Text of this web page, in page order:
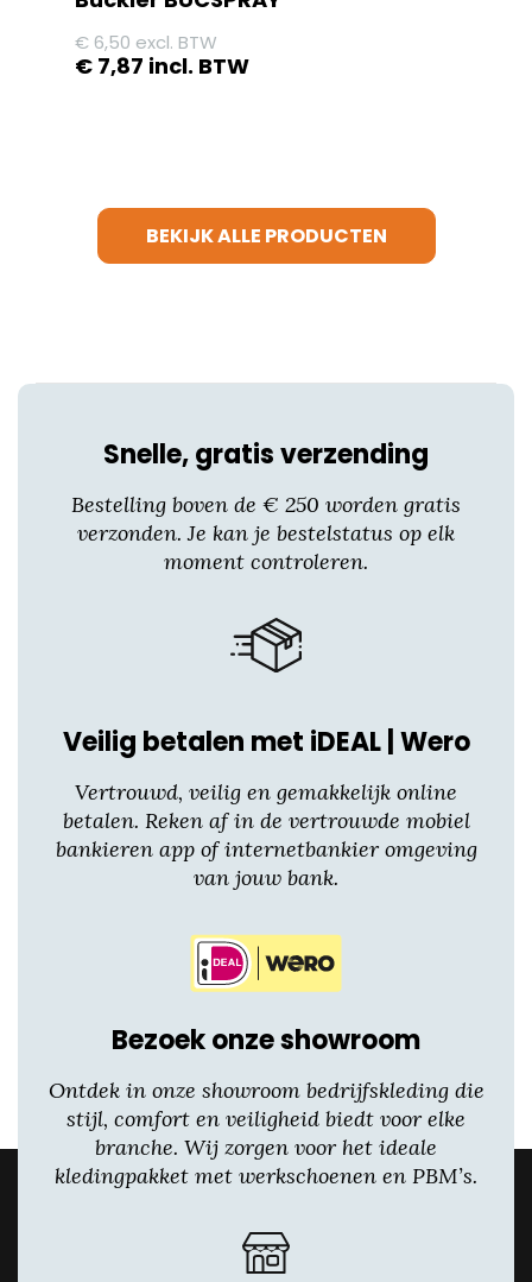
€ 6,50 excl. BTW
€ 7,87 incl. BTW
BEKIJK ALLE PRODUCTEN
Snelle, gratis verzending
Bestelling boven de € 250 worden gratis
verzonden. Je kan je bestelstatus op elk
moment controleren.
Veilig betalen met iDEAL | Wero
Vertrouwd, veilig en gemakkelijk online
betalen. Reken af in de vertrouwde mobiel
bankieren app of internetbankier omgeving
van jouw bank.
Bezoek onze showroom
Ontdek in onze showroom bedrijfskleding die
stijl, comfort en veiligheid biedt voor elke
branche. Wij zorgen voor het ideale
kledingpakket met werkschoenen en PBM’s.